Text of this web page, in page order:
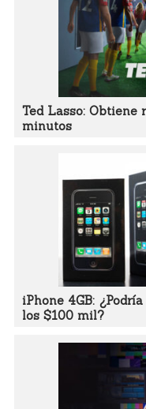
Ted Lasso:
minutos
iPhone 4GB:
los $100 mil?